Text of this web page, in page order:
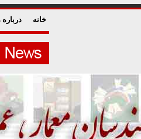
خانه درباره